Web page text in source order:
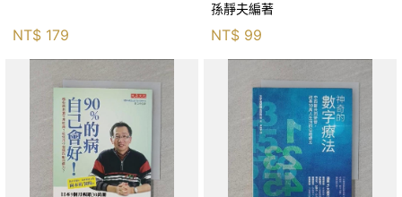
NT$ 179
孫靜夫編著
NT$ 99